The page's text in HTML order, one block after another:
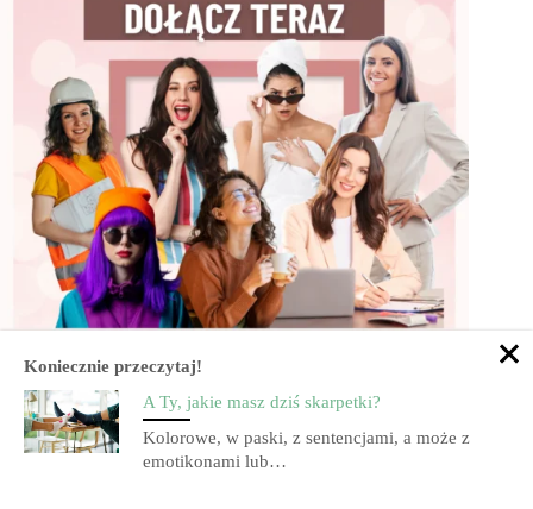
Koniecznie przeczytaj!
A Ty, jakie masz dziś skarpetki?
Kolorowe, w paski, z sentencjami, a może z
emotikonami lub…